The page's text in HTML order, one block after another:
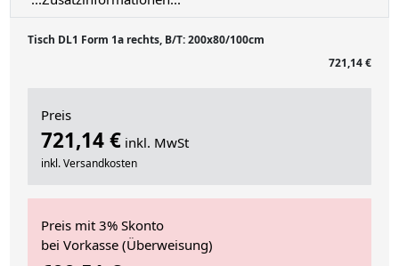
Tisch DL1 Form 1a rechts, B/T: 200x80/100cm
721,14 €
Preis
721,14 € inkl. MwSt
inkl. Versandkosten
Preis mit 3% Skonto
bei Vorkasse (Überweisung)